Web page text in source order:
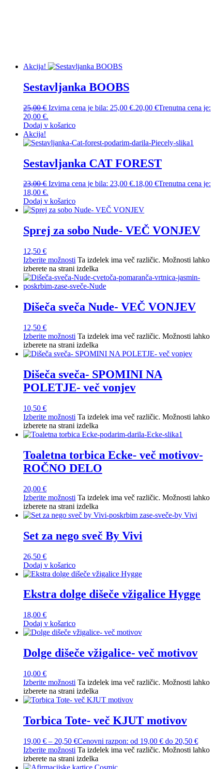
Akcija!
Sestavljanka BOOBS
25,00€ Izvirna cena je bila: 25,00 €.20,00 €Trenutna cena je:
20,00 €.
Dodaj v košarico
Akcija!
Sestavljanka CAT FOREST
23,00€ Izvirna cena je bila: 23,00 €.18,00 €Trenutna cena je:
18,00 €.
Dodaj v košarico
Sprej za sobo Nude- VEČ VONJEV
12,50 €
Izberite možnosti Ta izdelek ima več različic. Možnosti lahko
izberete na strani izdelka
Dišeča sveča Nude- VEČ VONJEV
12,50 €
Izberite možnosti Ta izdelek ima več različic. Možnosti lahko
izberete na strani izdelka
Dišeča sveča- SPOMINI NA
POLETJE- več vonjev
10,50 €
Izberite možnosti Ta izdelek ima več različic. Možnosti lahko
izberete na strani izdelka
Toaletna torbica Ecke- več motivov-
ROČNO DELO
20,00 €
Izberite možnosti Ta izdelek ima več različic. Možnosti lahko
izberete na strani izdelka
Set za nego sveč By Vivi
26,50 €
Dodaj v košarico
Ekstra dolge dišeče vžigalice Hygge
18,00 €
Dodaj v košarico
Dolge dišeče vžigalice- več motivov
10,00 €
Izberite možnosti Ta izdelek ima več različic. Možnosti lahko
izberete na strani izdelka
Torbica Tote- več KJUT motivov
19,00 € – 20,50 €Cenovni razpon: od 19,00 € do 20,50 €
Izberite možnosti Ta izdelek ima več različic. Možnosti lahko
izberete na strani izdelka